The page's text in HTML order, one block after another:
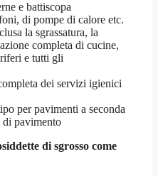
e battiscopa
di pompe di calore etc.
la sgrassatura, la
completa di cucine,
e tutti gli
dei servizi igienici
per pavimenti a seconda
pavimento
di sgrosso come